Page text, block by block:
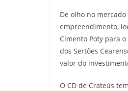
De olho no
empreendimento,
Cimento Poty para
dos Sertões
valor do
O CD de Crateús